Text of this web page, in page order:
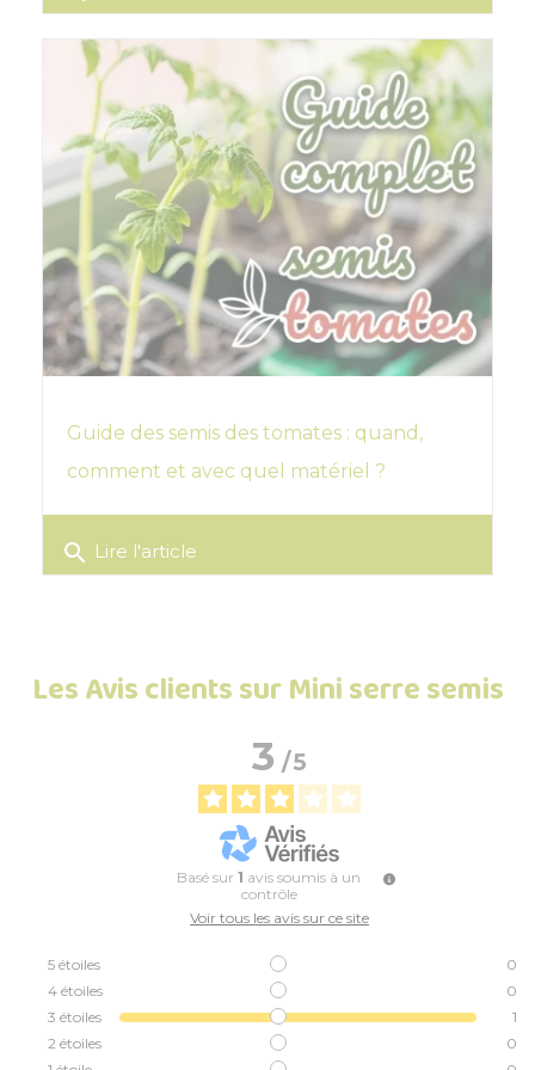
Guide des semis des tomates : quand,
comment et avec quel matériel ?
search Lire l'article
Les Avis clients sur Mini serre semis
3/5
Basé sur 1 avis soumis à un
contrôle
Voir tous les avis sur ce site
5 étoiles
0
4 étoiles
0
3 étoiles
1
2 étoiles
0